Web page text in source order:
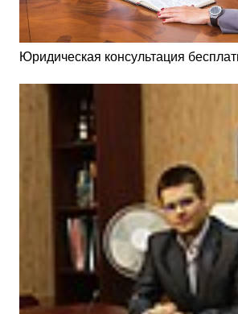
Юридическая консультация